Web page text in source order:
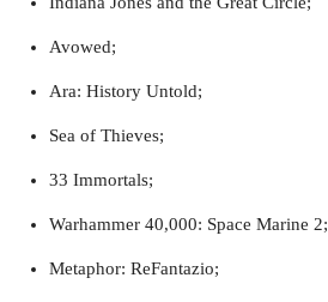
Avowed;
Ara: History Untold;
Sea of Thieves;
33 Immortals;
Warhammer 40,000: Space Marine 2;
Metaphor: ReFantazio;